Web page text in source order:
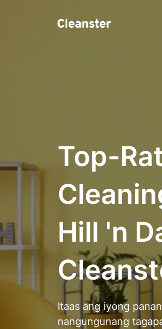
Top-
Hill 'n
Itaas ang iyong
nangungunang